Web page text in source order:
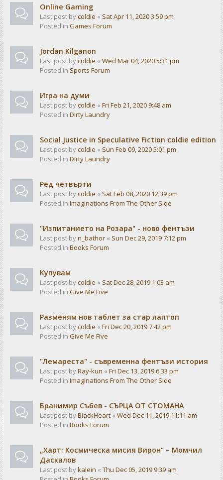
Online Gaming
Last post bycoldie « Sat Apr 11, 2020 3:59 pm
Posted in Games Forum
Jordan Kilganon
Last post bycoldie « Wed Mar 04, 2020 5:31 pm
Posted in Sports Forum
Игра на думи
Last post bycoldie « Fri Feb 21, 2020 9:48 am
Posted in Dirty Laundry
Social Justice in Speculative Fiction coldie edition
Last post bycoldie « Sun Feb 09, 2020 5:01 pm
Posted in Dirty Laundry
Ред четвърти
Last post bycoldie « Sat Feb 08, 2020 12:39 pm
Posted in Imaginations From The Other Side
"Изпитанието на Розара" - ново фентъзи
Last post byn_bathor « Sun Dec 29, 2019 7:12 pm
Posted in Books Forum
Купувам
Last post bycoldie « Sat Dec 28, 2019 1:03 am
Posted in Give Me Five
Разменям нов таблет за стар лаптоп
Last post bycoldie « Fri Dec 20, 2019 7:42 pm
Posted in Give Me Five
"Лемареста" - съвременна фентъзи история
Last post byRay-kun « Fri Dec 13, 2019 6:33 pm
Posted in Imaginations From The Other Side
Бранимир Събев - СЪРЦА ОТ СТОМАНА
Last post byBlackHeart « Wed Dec 11, 2019 11:11 am
Posted in Books Forum
„Харт: Космическа мисия Вирон“ – Момчил
Даскалов
Last post bykalein « Thu Dec 05, 2019 9:39 am